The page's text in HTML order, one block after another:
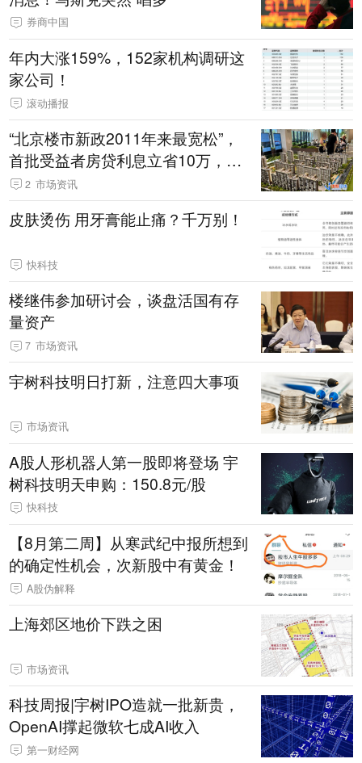
券商中国
年内大涨159%，152家机构调研这
家公司！
滚动播报
“北京楼市新政2011年来最宽松”，
首批受益者房贷利息立省10万，有
楼盘挤满看房人
2 市场资讯
皮肤烫伤 用牙膏能止痛？千万别！
快科技
楼继伟参加研讨会，谈盘活国有存
量资产
7 市场资讯
宇树科技明日打新，注意四大事项
市场资讯
A股人形机器人第一股即将登场 宇
树科技明天申购：150.8元/股
快科技
【8月第二周】从寒武纪中报所想到
的确定性机会，次新股中有黄金！
A股伪解释
上海郊区地价下跌之困
市场资讯
科技周报|宇树IPO造就一批新贵，
OpenAI撑起微软七成AI收入
第一财经网